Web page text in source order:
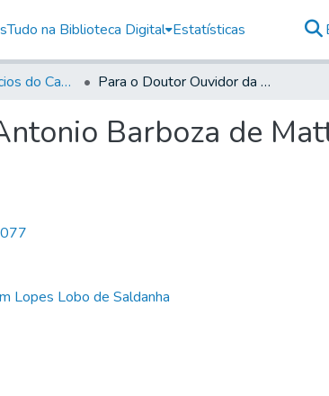
Tudo na Biblioteca Digital Estatísticas
Volume 80 - Ofícios do Capitão General Martim Lopes Lobo de Saldanha (1777-1780) Para o Doutor Ouvidor da Villa de Parnagua Antonio Barboza de Mattos Coutinho
Barboza de
Lopes Lobo de Saldanha